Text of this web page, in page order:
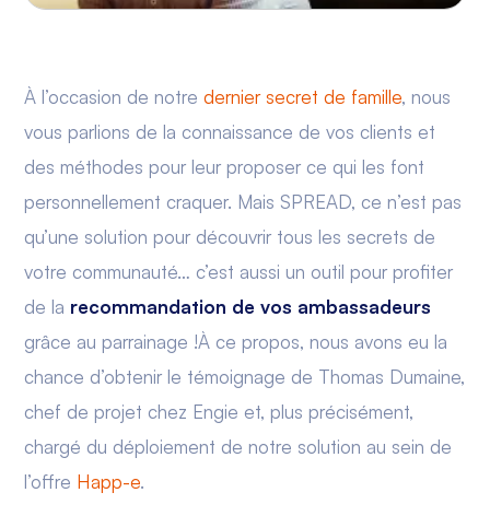
À l’occasion de notredernier secret de famille, nous
vous parlions de la connaissance de vos clients et
des méthodes pour leur proposer ce qui les font
personnellement craquer. Mais SPREAD, ce n’est pas
qu’une solution pour découvrir tous les secrets de
votre communauté… c’est aussi un outil pour profiter
de la recommandation de vos ambassadeurs
grâce au parrainage !À ce propos, nous avons eu la
chance d’obtenir le témoignage de Thomas Dumaine,
chef de projet chez Engie et, plus précisément,
chargé du déploiement de notre solution au sein de
l’offre Happ-e.